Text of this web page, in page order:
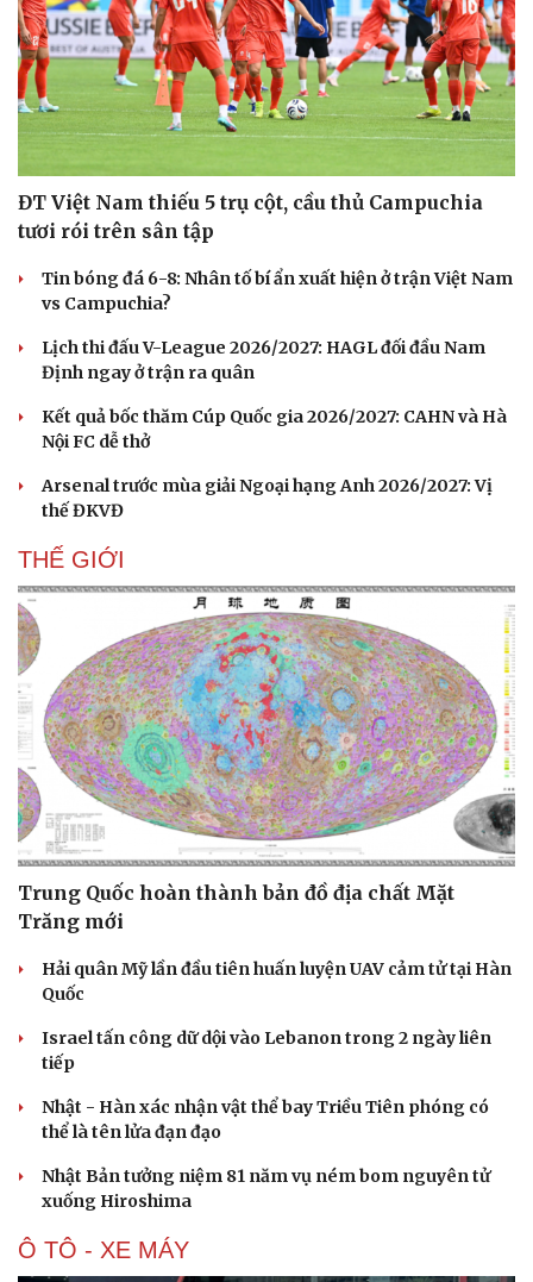
Du lịch
Tư vấn
Săn Tour
check-in
Podcast
Đọc truyện đêm khuya
Hạt giống tâm hồn
ĐT Việt Nam thiếu 5 trụ cột, cầu thủ Campuchia
tươi rói trên sân tập
Tin bóng đá 6-8: Nhân tố bí ẩn xuất hiện ở trận Việt Nam
vs Campuchia?
Lịch thi đấu V-League 2026/2027: HAGL đối đầu Nam
Định ngay ở trận ra quân
Kết quả bốc thăm Cúp Quốc gia 2026/2027: CAHN và Hà
Nội FC dễ thở
Arsenal trước mùa giải Ngoại hạng Anh 2026/2027: Vị
thế ĐKVĐ
THẾ GIỚI
Trung Quốc hoàn thành bản đồ địa chất Mặt
Trăng mới
Hải quân Mỹ lần đầu tiên huấn luyện UAV cảm tử tại Hàn
Quốc
Israel tấn công dữ dội vào Lebanon trong 2 ngày liên
tiếp
Nhật - Hàn xác nhận vật thể bay Triều Tiên phóng có
thể là tên lửa đạn đạo
Nhật Bản tưởng niệm 81 năm vụ ném bom nguyên tử
xuống Hiroshima
Ô TÔ - XE MÁY